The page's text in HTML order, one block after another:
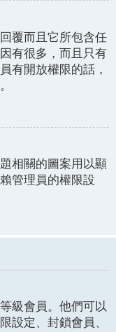
覆而且它所包含任
有很多，而且只有
有開放權限的話，
相關的圖案用以顯
管理員的權限設
級會員。他們可以
設定、封鎖會員、